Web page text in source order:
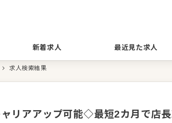
新着求人 最近見た求人
求人検索結果
ャリアアップ可能◇最短2カ月で店